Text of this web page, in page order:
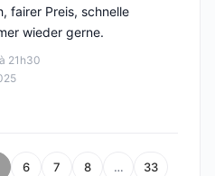
21h30
fairer Preis, schnelle
wieder gerne.
6 7 8 … 33